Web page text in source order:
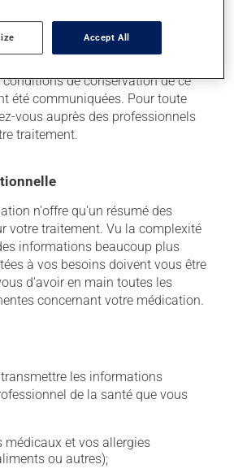
conditions de conservation de ce
été communiquées. Pour toute
vous auprès des professionnels
traitement.
n'offre qu'un résumé des
votre traitement. Vu la complexité
informations beaucoup plus
à vos besoins doivent vous être
d'avoir en main toutes les
concernant votre médication.
les informations
de la santé que vous
médicaux et vos allergies
ou autres);
Accept All